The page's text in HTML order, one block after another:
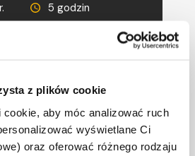
z plików cookie
aby móc analizować ruch
wyświetlane Ci
oraz oferować różnego rodzaju
5 godzin
zagadnienia
Gniłka